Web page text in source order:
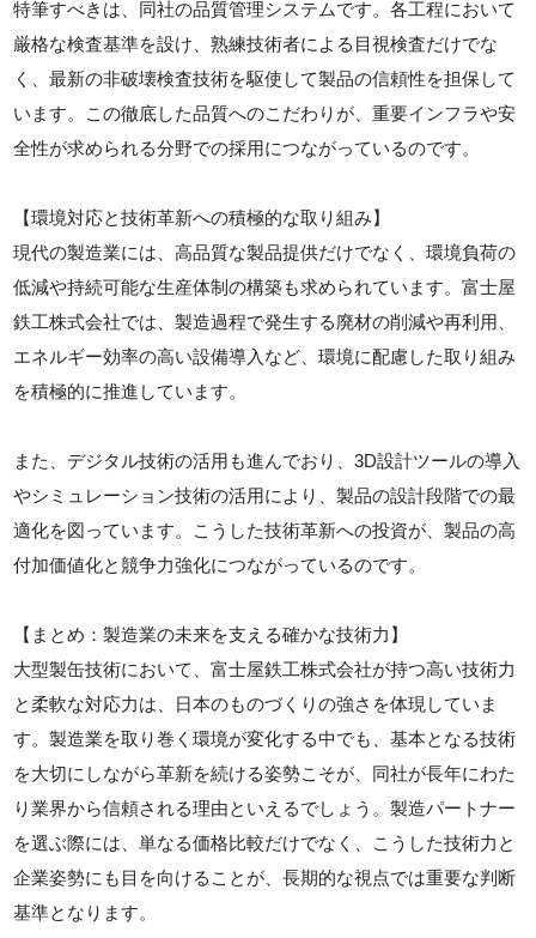
特筆すべきは、同社の品質管理システムです。各工程において
厳格な検査基準を設け、熟練技術者による目視検査だけでな
く、最新の非破壊検査技術を駆使して製品の信頼性を担保して
います。この徹底した品質へのこだわりが、重要インフラや安
全性が求められる分野での採用につながっているのです。
【環境対応と技術革新への積極的な取り組み】
現代の製造業には、高品質な製品提供だけでなく、環境負荷の
低減や持続可能な生産体制の構築も求められています。富士屋
鉄工株式会社では、製造過程で発生する廃材の削減や再利用、
エネルギー効率の高い設備導入など、環境に配慮した取り組み
を積極的に推進しています。
また、デジタル技術の活用も進んでおり、3D設計ツールの導入
やシミュレーション技術の活用により、製品の設計段階での最
適化を図っています。こうした技術革新への投資が、製品の高
付加価値化と競争力強化につながっているのです。
【まとめ：製造業の未来を支える確かな技術力】
大型製缶技術において、富士屋鉄工株式会社が持つ高い技術力
と柔軟な対応力は、日本のものづくりの強さを体現していま
す。製造業を取り巻く環境が変化する中でも、基本となる技術
を大切にしながら革新を続ける姿勢こそが、同社が長年にわた
り業界から信頼される理由といえるでしょう。製造パートナー
を選ぶ際には、単なる価格比較だけでなく、こうした技術力と
企業姿勢にも目を向けることが、長期的な視点では重要な判断
基準となります。